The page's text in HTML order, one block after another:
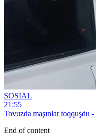
SOSİAL
21:55
Tovuzda maşınlar toqquşdu -
End of content